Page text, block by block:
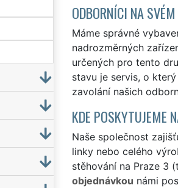
ODBORNÍCI NA
Máme správné
nadrozměrných
určených pro tento
stavu je servis, o
zavolání našich
KDE POSKYTUJEME
Naše společnost
linky nebo celého
stěhování na Praze 3
objednávkou námi